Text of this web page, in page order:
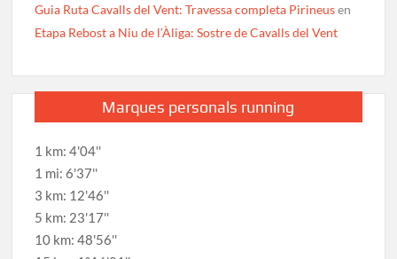
Guia Ruta Cavalls del Vent: Travessa completa Pirineusen
Etapa Rebost a Niu de l’Àliga: Sostre de Cavalls del Vent
Marques personals running
1 km: 4'04''
1 mi: 6'37''
3 km: 12'46''
5 km: 23'17''
10 km: 48'56''